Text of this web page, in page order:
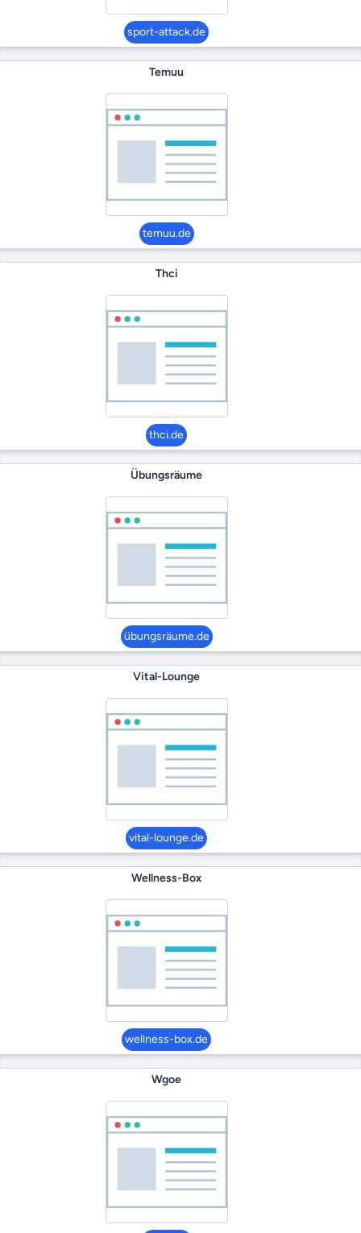
sport-attack.de
Temuu
temuu.de
Thci
thci.de
Übungsräume
übungsräume.de
Vital-Lounge
vital-lounge.de
Wellness-Box
wellness-box.de
Wgoe